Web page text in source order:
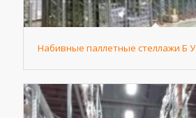
Набивные паллетные стеллажи Б У